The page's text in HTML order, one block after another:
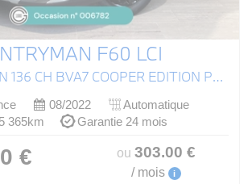
F60 LCI
COUNTRYMAN 136 CH BVA7 COOPER EDITION PREMIUM PLUS
08/2022
Automatique
365km
Garantie 24 mois
€ ou 303.00 €
/ mois i